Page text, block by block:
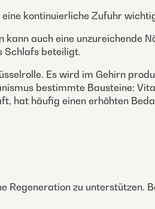
kontinuierliche Zufuhr
auch eine unzureichende
Schlafs beteiligt.
Es wird im Gehirn
bestimmte Bausteine:
hat häufig einen erhöhten
zu unterstützen.